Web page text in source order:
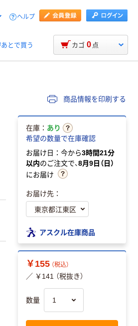
ヘルプ
あとで買う カゴ 0 点
商品情報を印刷する
在庫： あり
希望の数量で在庫確認
お届け日：今から3時間21分
以内のご注文で、8月9日（日）
にお届け
お届け先：
アスクル在庫商品
￥155 （税込）
／ ￥141 （税抜き）
数量